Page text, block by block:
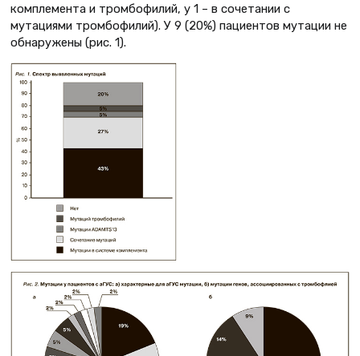
комплемента и тромбофилий, у 1 – в сочетании с
мутациями тромбофилий). У 9 (20%) пациентов мутации не
обнаружены (рис. 1).